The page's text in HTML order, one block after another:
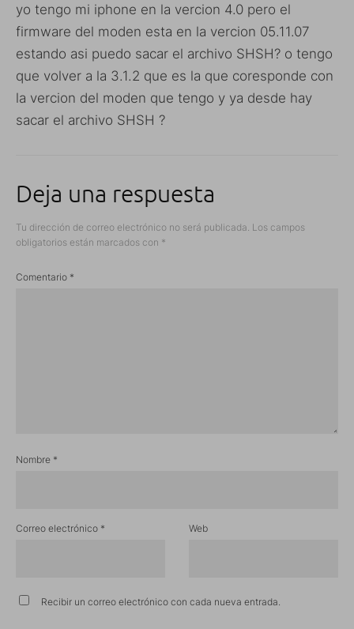
yo tengo mi iphone en la vercion 4.0 pero el
firmware del moden esta en la vercion 05.11.07
estando asi puedo sacar el archivo SHSH? o tengo
que volver a la 3.1.2 que es la que coresponde con
la vercion del moden que tengo y ya desde hay
sacar el archivo SHSH ?
Deja una respuesta
Tu dirección de correo electrónico no será publicada. Los campos
obligatorios están marcados con *
Comentario *
Nombre *
Correo electrónico * Web
Recibir un correo electrónico con cada nueva entrada.